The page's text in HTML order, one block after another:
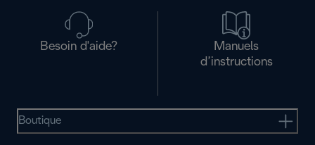
Besoin d'aide?
Manuels
d’instructions
Boutique